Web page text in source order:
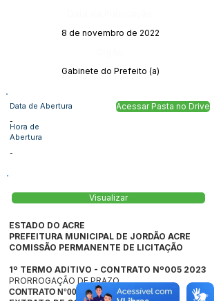
8 de novembro de 2022
Gabinete do Prefeito (a)
Data de Abertura
-
Acessar Pasta no Drive
Hora de
Abertura
-
Visualizar
ESTADO DO ACRE
PREFEITURA MUNICIPAL DE JORDÃO ACRE
COMISSÃO PERMANENTE DE LICITAÇÃO
1º TERMO ADITIVO - CONTRATO Nº005 2023
PRORROGAÇÃO DE PRAZO
CONTRATO N°005/2023